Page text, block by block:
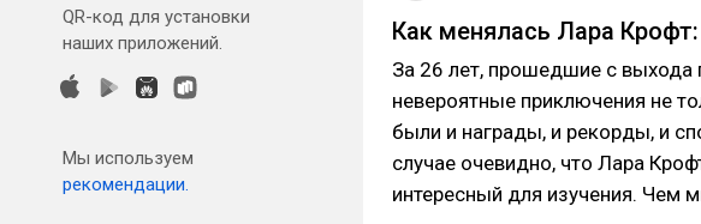
QR-код для установки
наших приложений.
Мы используем
рекомендации.
Как менялась Лара
За 26 лет, прошедшие с выхода
невероятные приключения не
были и награды, и рекорды, и
случае очевидно, что Лара
интересный для изучения. Чем